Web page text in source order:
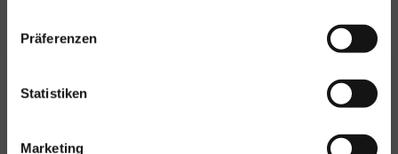
Präferenzen
Statistiken
Marketing